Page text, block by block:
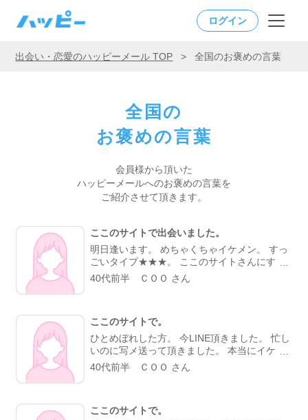
ログイン
出会い・恋愛のハッピーメール TOP > 全国のお褒めの言葉
全国の
お褒めの言葉
会員様から頂いた
ハッピーメールへのお褒めの言葉を
ご紹介させて頂きます。
ここのサイトで出会いました。
明日逢います。 めちゃくちゃイケメン。 すっ
ごいタイプ★★★。 ここのサイトさんにすっ
ごい感謝してます。
40代前半 ＣＯＯ さん
ここのサイトで。
ひとめぼれした方。 今LINE頂きました。 忙し
いのに写メ送って頂きました。 本当にイケメ
ン★★★。 サイトさん本当にありがとう😊。
神様みたい(≧∇≦)b。
40代前半 ＣＯＯ さん
ここのサイトで。